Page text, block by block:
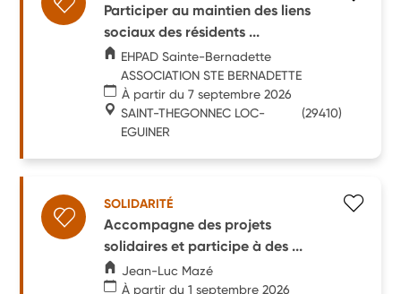
Participer au maintien des liens
sociaux des résidents ...
EHPAD Sainte-Bernadette
ASSOCIATION STE BERNADETTE
À partir du 7 septembre 2026
SAINT-THEGONNEC LOC-
EGUINER
(29410)
SOLIDARITÉ
Accompagne des projets
solidaires et participe à des ...
Jean-Luc Mazé
À partir du 1 septembre 2026